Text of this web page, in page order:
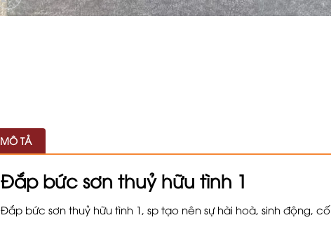
MÔ TẢ
Đắp bức sơn thuỷ hữu tình 1
Đắp bức sơn thuỷ hữu tình 1, sp tạo nên sự hài hoà, sinh động, cố